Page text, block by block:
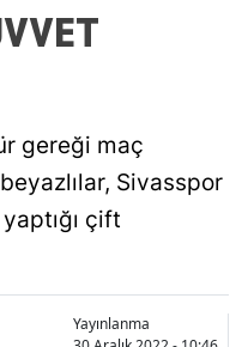
Amasya
Artvin
Aydın
Bilecik
gereği maç
Sivasspor
yaptığı çift
Yayınlanma